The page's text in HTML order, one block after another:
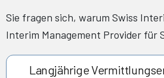
Sie fragen sich, warum Swiss
Interim Management Provider für
Langjährige